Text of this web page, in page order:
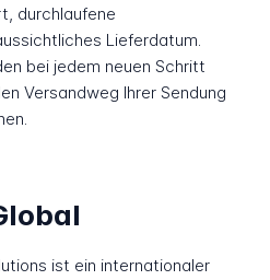
durchlaufene
Lieferdatum.
bei jedem neuen Schritt
Versandweg Ihrer Sendung
ist ein internationaler